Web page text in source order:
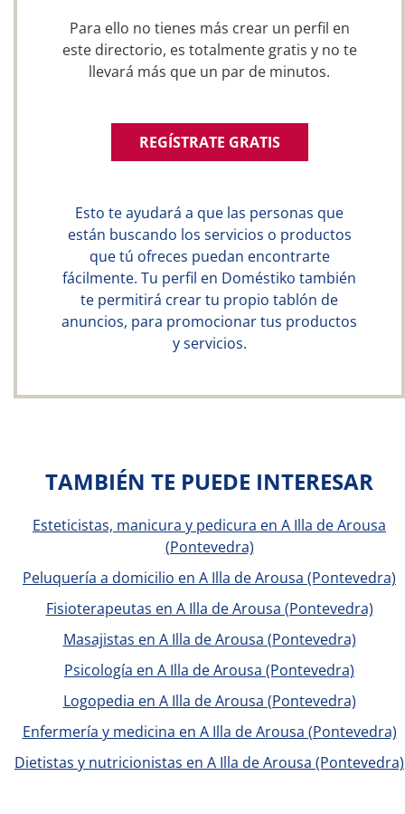
Para ello no tienes más crear un perfil en
este directorio, es totalmente gratis y no te
llevará más que un par de minutos.
REGÍSTRATE GRATIS
Esto te ayudará a que las personas que
están buscando los servicios o productos
que tú ofreces puedan encontrarte
fácilmente. Tu perfil en Doméstiko también
te permitirá crear tu propio tablón de
anuncios, para promocionar tus productos
y servicios.
TAMBIÉN TE PUEDE INTERESAR
Esteticistas, manicura y pedicura en A Illa de Arousa
(Pontevedra)
Peluquería a domicilio en A Illa de Arousa (Pontevedra)
Fisioterapeutas en A Illa de Arousa (Pontevedra)
Masajistas en A Illa de Arousa (Pontevedra)
Psicología en A Illa de Arousa (Pontevedra)
Logopedia en A Illa de Arousa (Pontevedra)
Enfermería y medicina en A Illa de Arousa (Pontevedra)
Dietistas y nutricionistas en A Illa de Arousa (Pontevedra)